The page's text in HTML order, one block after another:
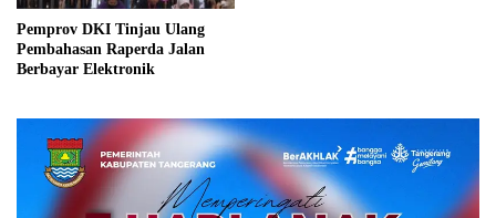
Pemprov DKI Tinjau Ulang
Pembahasan Raperda Jalan
Berbayar Elektronik